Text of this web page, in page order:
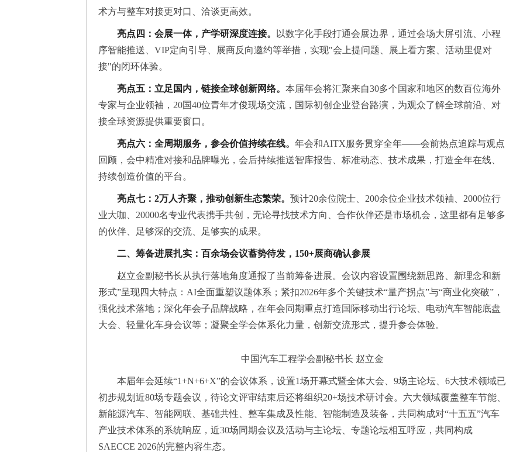
术方与整车对接更对口、洽谈更高效。
亮点四：会展一体，产学研深度连接。
以数字化手段打通会展边界，通过会场大屏引流、小程
序智能推送、VIP定向引导、展商反向邀约等举措，实现"会上提问题、展上看方案、活动里促对
接"的闭环体验。
亮点五：立足国内，链接全球创新网络。 本届年会将汇聚来自30多个国家和地区的数百位海外
专家与企业领袖，20国40位青年才俊现场交流，国际初创企业登台路演，为观众了解全球前沿、对
接全球资源提供重要窗口。
亮点六：全周期服务，参会价值持续在线。 年会和AITX服务贯穿全年——会前热点追踪与观点
回顾，会中精准对接和品牌曝光，会后持续推送智库报告、标准动态、技术成果，打造全年在线、
持续创造价值的平台。
亮点七：2万人齐聚，推动创新生态繁荣。 预计20余位院士、200余位企业技术领袖、2000位行
业大咖、20000名专业代表携手共创，无论寻找技术方向、合作伙伴还是市场机会，这里都有足够多
的伙伴、足够深的交流、足够实的成果。
二、筹备进展扎实：百余场会议蓄势待发，150+展商确认参展
赵立金副秘书长从执行落地角度通报了当前筹备进展。会议内容设置围绕新思路、新理念和新
形式”呈现四大特点：AI全面重塑议题体系；紧扣2026年多个关键技术“量产拐点”与“商业化突破”，
强化技术落地；深化年会子品牌战略，在年会同期重点打造国际移动出行论坛、电动汽车智能底盘
大会、轻量化车身会议等；凝聚全学会体系化力量，创新交流形式，提升参会体验。
中国汽车工程学会副秘书长 赵立金
本届年会延续“1+N+6+X”的会议体系，设置1场开幕式暨全体大会、9场主论坛、6大技术领域已
初步规划近80场专题会议，待论文评审结束后还将组织20+场技术研讨会。六大领域覆盖整车节能、
新能源汽车、智能网联、基础共性、整车集成及性能、智能制造及装备，共同构成对“十五五”汽车
产业技术体系的系统响应，近30场同期会议及活动与主论坛、专题论坛相互呼应，共同构成
SAECCE 2026的完整内容生态。